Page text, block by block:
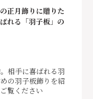
正月飾りに贈りた
れる「羽子板」の
相手に喜ばれる羽
の羽子板飾りを紹
覧ください